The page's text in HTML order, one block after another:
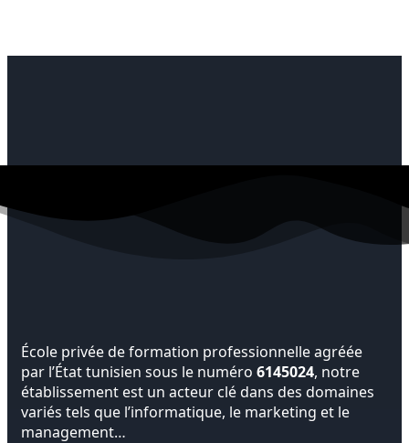
École privée de formation professionnelle agréée
par l’État tunisien sous le numéro 6145024, notre
établissement est un acteur clé dans des domaines
variés tels que l’informatique, le marketing et le
management…